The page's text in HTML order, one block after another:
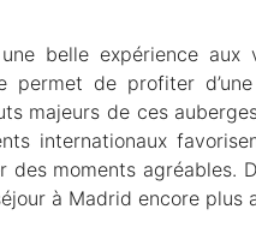
belle expérience aux
permet de profiter
majeurs de ces
internationaux
moments agréables.
à Madrid encore plus